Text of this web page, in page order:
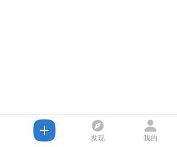
发现 我的